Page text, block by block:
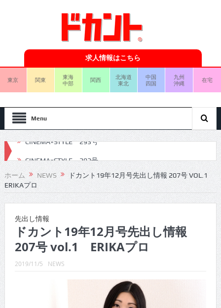
求人情報はこちら
東京 関東
東海
中部
関西
北海道
東北
中国
四国
九州
沖縄
在宅
Menu
CINEMA×STYLE 291号
CINEMA×STYLE 290号
CINEMA×STYLE 288号
CINEMA×STYLE 287号
CINEMA×STYLE 286号
ホーム NEWS
ドカント19年12月号先出し情報 207号 VOL.1
ERIKAプロ
先出し情報
ドカント19年12月号先出し情報
207号 vol.1 ERIKAプロ
2019/11/5 NEWS